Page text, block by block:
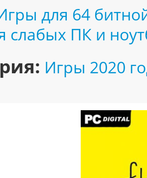
для 64
слабых ПК и
Игры 2020